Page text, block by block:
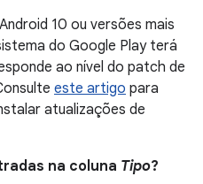
10 ou versões mais
do Google Play terá
ao nível do patch de
este artigo para
atualizações de
na coluna Tipo?